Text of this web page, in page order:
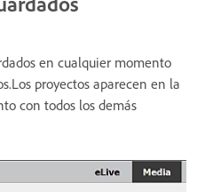
en cualquier momento
proyectos aparecen en la
con todos los demás